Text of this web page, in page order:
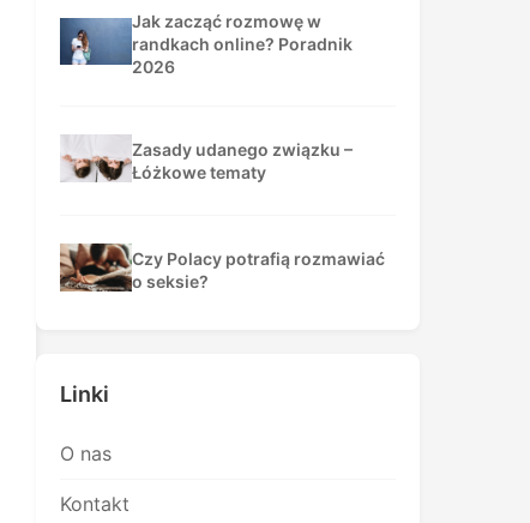
Jak zacząć rozmowę w
randkach online? Poradnik
2026
Zasady udanego związku –
Łóżkowe tematy
Czy Polacy potrafią rozmawiać
o seksie?
Linki
O nas
Kontakt